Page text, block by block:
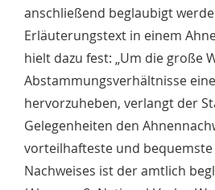
anschließend beglaubigt
Erläuterungstext in einem
hielt dazu fest: „Um die große
Abstammungsverhältnisse
hervorzuheben, verlangt der
Gelegenheiten den
vorteilhafteste und bequemste
Nachweises ist der amtlich